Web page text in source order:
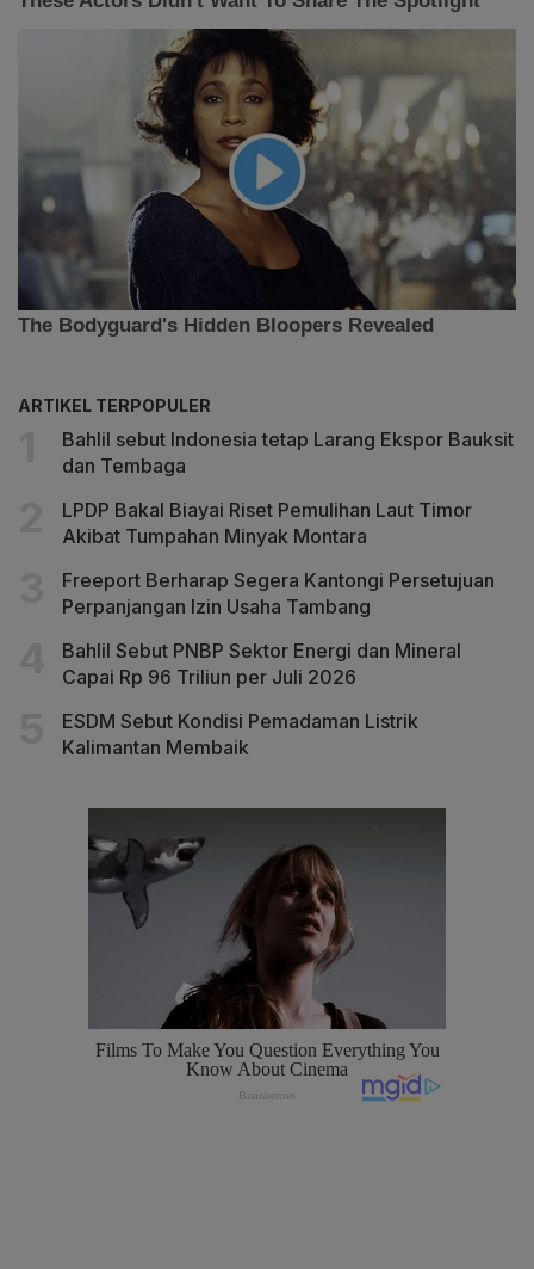
ARTIKEL TERPOPULER
Bahlil sebut Indonesia tetap Larang Ekspor Bauksit
dan Tembaga
LPDP Bakal Biayai Riset Pemulihan Laut Timor
Akibat Tumpahan Minyak Montara
Freeport Berharap Segera Kantongi Persetujuan
Perpanjangan Izin Usaha Tambang
Bahlil Sebut PNBP Sektor Energi dan Mineral
Capai Rp 96 Triliun per Juli 2026
ESDM Sebut Kondisi Pemadaman Listrik
Kalimantan Membaik